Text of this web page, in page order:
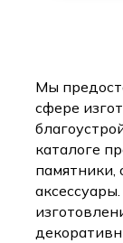
Мы
сфере
каталоге
памятники,